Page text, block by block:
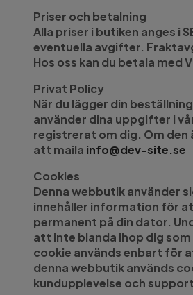
Priser och betalning
Alla priser i butiken anges i
eventuella avgifter.
Hos oss kan du betala med
Privat Policy
När du lägger din
använder dina uppgifter i
registrerat om dig. Om
att maila info@dev-site.se
Cookies
Denna webbutik använder
innehåller information för
permanent på din dator.
att inte blanda ihop dig
cookie används enbart för
denna webbutik används
kundupplevelse och